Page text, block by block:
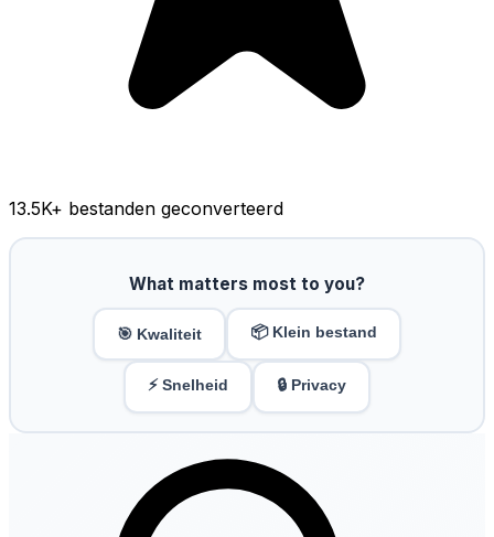
13.5K+ bestanden geconverteerd
What matters most to you?
🎯 Kwaliteit 📦 Klein bestand
⚡ Snelheid 🔒 Privacy